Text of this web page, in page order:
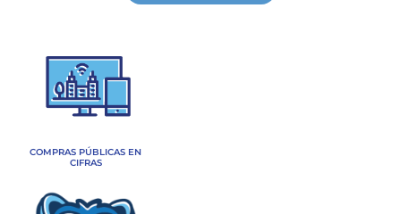
COMPRAS PÚBLICAS EN
CIFRAS